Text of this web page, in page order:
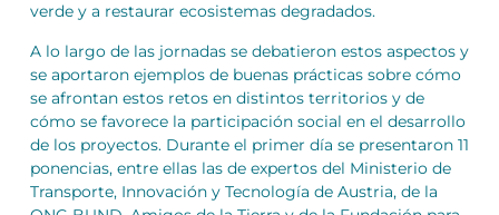
verde y a restaurar ecosistemas degradados.
A lo largo de las jornadas se debatieron estos aspectos y
se aportaron ejemplos de buenas prácticas sobre cómo
se afrontan estos retos en distintos territorios y de
cómo se favorece la participación social en el desarrollo
de los proyectos. Durante el primer día se presentaron 11
ponencias, entre ellas las de expertos del Ministerio de
Transporte, Innovación y Tecnología de Austria, de la